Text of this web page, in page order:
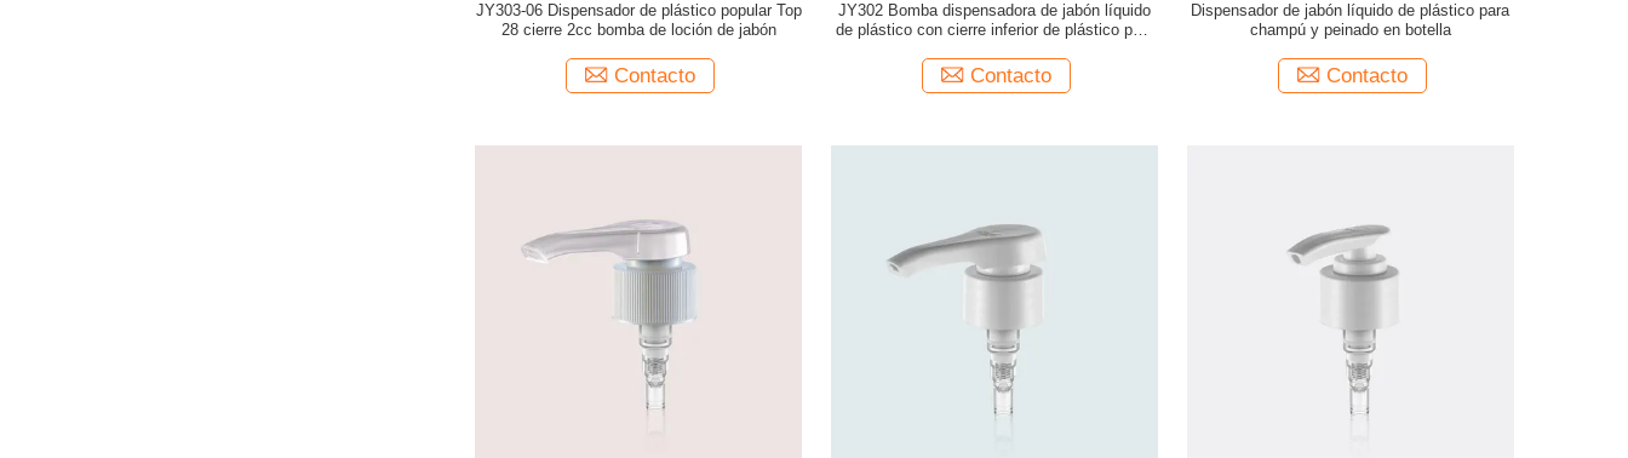
JY303-06 Dispensador de plástico popular Top
28 cierre 2cc bomba de loción de jabón
Contacto
JY302 Bomba dispensadora de jabón líquido
de plástico con cierre inferior de plástico para
Contacto
Dispensador de jabón líquido de plástico para
champú y peinado en botella
Contacto